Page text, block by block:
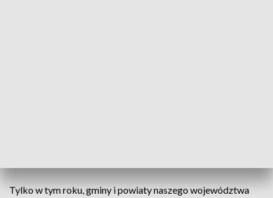
Tylko w tym roku, gminy i powiaty naszego województwa